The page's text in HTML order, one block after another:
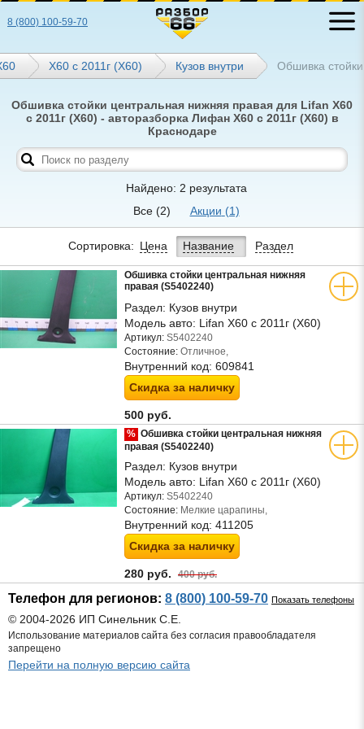
8 (800) 100-59-70
X60 с 2011г (Х60) Кузов внутри Обшивка
Обшивка стойки центральная нижняя правая для Lifan X60
с 2011г (Х60) - авторазборка Лифан X60 с 2011г (Х60) в
Краснодаре
Найдено: 2 результата
Все (2) Акции (1)
Сортировка: Цена Название Раздел
Обшивка стойки центральная нижняя
правая (S5402240)
Раздел: Кузов внутри
Модель авто: Lifan X60 с 2011г (Х60)
Артикул: S5402240
Состояние: Отличное,
Внутренний код: 609841
Скидка за наличку
500 руб.
% Обшивка стойки центральная нижняя
правая (S5402240)
Раздел: Кузов внутри
Модель авто: Lifan X60 с 2011г (Х60)
Артикул: S5402240
Состояние: Мелкие царапины,
Внутренний код: 411205
Скидка за наличку
280 руб. 400 руб.
Телефон для регионов: 8 (800) 100-59-70 Показать телефоны
© 2004-2026 ИП Синельник С.Е.
Использование материалов сайта без согласия правообладателя
запрещено
Перейти на полную версию сайта